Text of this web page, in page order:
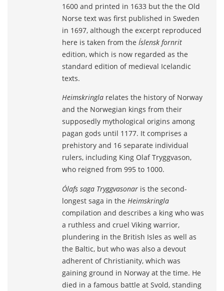
1600 and printed in 1633 but the the Old
Norse text was first published in Sweden
in 1697, although the excerpt reproduced
here is taken from the Íslensk fornrit
edition, which is now regarded as the
standard edition of medieval Icelandic
texts.
Heimskringlarelates the history of Norway
and the Norwegian kings from their
supposedly mythological origins among
pagan gods until 1177. It comprises a
prehistory and 16 separate individual
rulers, including King Olaf Tryggvason,
who reigned from 995 to 1000.
Ólafs saga Tryggvasonaris the second-
longest saga in the Heimskringla
compilation and describes a king who was
a ruthless and cruel Viking warrior,
plundering in the British Isles as well as
the Baltic, but who was also a devout
adherent of Christianity, which was
gaining ground in Norway at the time. He
died in a famous battle at Svold, standing